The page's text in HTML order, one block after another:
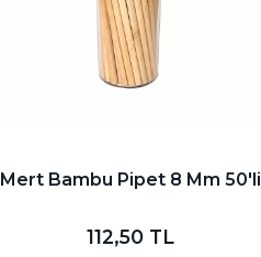
Mert Bambu Pipet 8 Mm 50'li
112,50 TL